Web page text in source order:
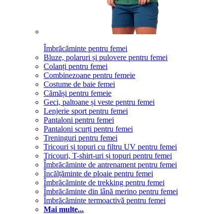
Îmbrăcăminte pentru femei
Bluze, polaruri și pulovere pentru femei
Colanți pentru femei
Combinezoane pentru femeie
Costume de baie femei
Cămăși pentru femeie
Geci, paltoane și veste pentru femei
Lenjerie sport pentru femei
Pantaloni pentru femei
Pantaloni scurți pentru femei
Treninguri pentru femei
Tricouri și topuri cu filtru UV pentru femei
Tricouri, T-shirt-uri și topuri pentru femei
Îmbrăcăminte de antrenament pentru femei
Încălțăminte de ploaie pentru femei
Îmbrăcăminte de trekking pentru femei
Îmbrăcăminte din lână merino pentru femei
Îmbrăcăminte termoactivă pentru femei
Mai multe...